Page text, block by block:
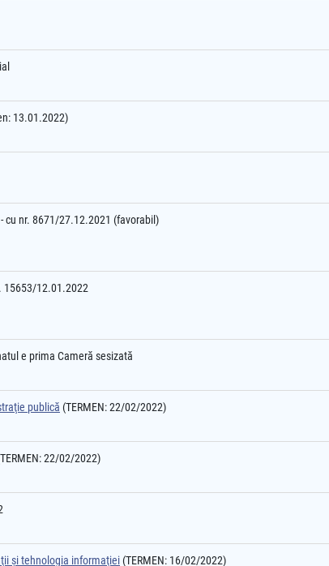
13.01.2022)
cu nr. 8671/27.12.2021 (favorabil)
15653/12.01.2022
e prima Cameră sesizată
publică (TERMEN: 22/02/2022)
22/02/2022)
şi tehnologia informaţiei (TERMEN: 16/02/2022)